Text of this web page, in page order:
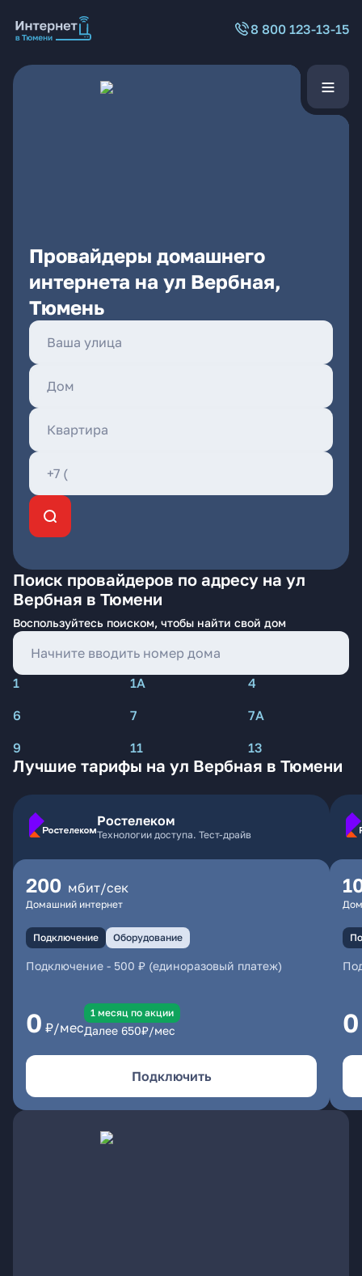
8 800 123-13-15
Провайдеры домашнего
интернета на ул Вербная,
Тюмень
Поиск провайдеров по адресу на ул
Вербная в Тюмени
Воспользуйтесь поиском, чтобы найти свой дом
1 1А
4
6
7
7А
9
11 13
Лучшие тарифы на ул Вербная в Тюмени
Ростелеком
Технологии доступа. Тест-драйв
200 мбит/сек
Домашний интернет
Подключение Оборудование
Подключение - 500 ₽ (единоразовый платеж)
0 ₽/мес
1 месяц по акции
Далее 650₽/мес
Подключить
0